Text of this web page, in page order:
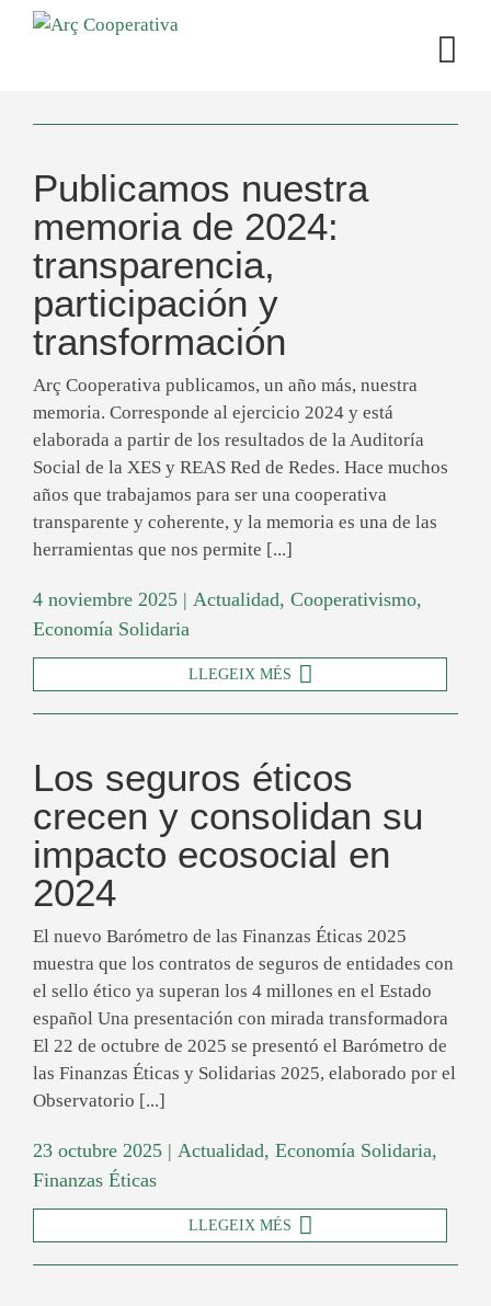
Publicamos nuestra
memoria de 2024:
transparencia,
participación y
transformación
Arç Cooperativa publicamos, un año más, nuestra
memoria. Corresponde al ejercicio 2024 y está
elaborada a partir de los resultados de la Auditoría
Social de la XES y REAS Red de Redes. Hace muchos
años que trabajamos para ser una cooperativa
transparente y coherente, y la memoria es una de las
herramientas que nos permite [...]
4 noviembre 2025 | Actualidad, Cooperativismo,
Economía Solidaria
LLEGEIX MÉS
Los seguros éticos
crecen y consolidan su
impacto ecosocial en
2024
El nuevo Barómetro de las Finanzas Éticas 2025
muestra que los contratos de seguros de entidades con
el sello ético ya superan los 4 millones en el Estado
español Una presentación con mirada transformadora
El 22 de octubre de 2025 se presentó el Barómetro de
las Finanzas Éticas y Solidarias 2025, elaborado por el
Observatorio [...]
23 octubre 2025 | Actualidad, Economía Solidaria,
Finanzas Éticas
LLEGEIX MÉS